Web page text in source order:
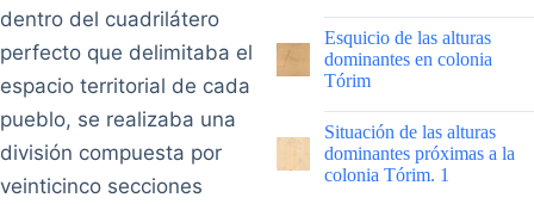
dentro del cuadrilátero
perfecto que delimitaba el
espacio territorial de cada
pueblo, se realizaba una
división compuesta por
veinticinco secciones
|
Esquicio de las alturas
dominantes en colonia
Tórim
|
Situación de las alturas
dominantes próximas a la
colonia Tórim. 1